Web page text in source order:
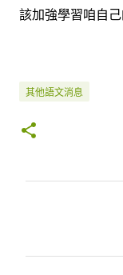
該加強學習咱自
其他語文消息